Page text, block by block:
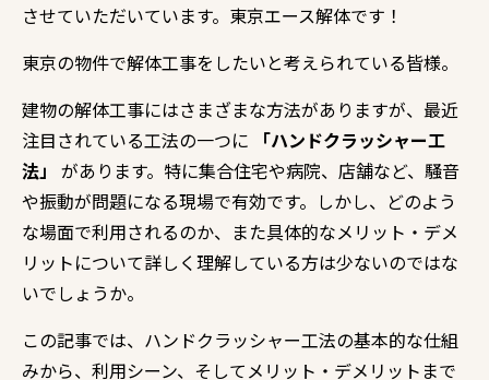
させていただいています。東京エース解体です！
東京の物件で解体工事をしたいと考えられている皆様。
建物の解体工事にはさまざまな方法がありますが、最近
注目されている工法の一つに
「ハンドクラッシャー工
法」 があります。特に集合住宅や病院、店舗など、騒音
や振動が問題になる現場で有効です。しかし、どのよう
な場面で利用されるのか、また具体的なメリット・デメ
リットについて詳しく理解している方は少ないのではな
いでしょうか。
この記事では、ハンドクラッシャー工法の基本的な仕組
みから、利用シーン、そしてメリット・デメリットまで